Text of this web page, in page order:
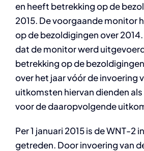
en heeft betrekking op de
2015. De voorgaande monitor
op de bezoldigingen over
dat de monitor werd
betrekking op de
over het jaar vóór de invoering
uitkomsten hiervan dienden
voor de daaropvolgende
Per 1 januari 2015 is de WNT-2
getreden. Door invoering van